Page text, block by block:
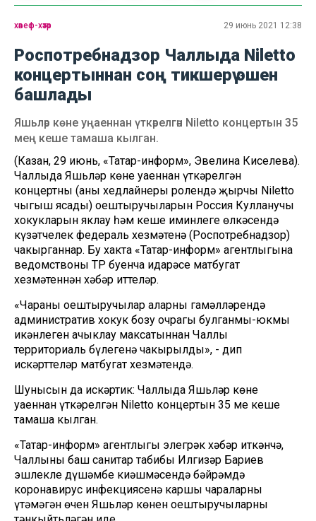
хәвеф-хәтәр 29 июнь 2021 12:38
Роспотребнадзор Чаллыда Niletto
концертыннан соң тикшерү эшен
башлады
Яшьләр көне уңаеннан үткәрелгән Niletto концертын 35
мең кеше тамаша кылган.
(Казан, 29 июнь, «Татар-информ», Эвелина Киселева).
Чаллыда Яшьләр көне уңаеннан үткәрелгән
концертның (аның хедлайнеры ролендә җырчы Niletto
чыгыш ясады) оештыручыларын Россия Кулланучы
хокукларын яклау һәм кеше иминлеге өлкәсендә
күзәтчелек федераль хезмәтенә (Роспотребнадзор)
чакырганнар. Бу хакта «Татар-информ» агентлыгына
ведомствоның ТР буенча идарәсе матбугат
хезмәтеннән хәбәр иттеләр.
«Чараны оештыручылар аларның гамәлләрендә
административ хокук бозу очрагы булганмы-юкмы
икәнлеген ачыклау максатыннан Чаллы
территориаль бүлегенә чакырылды», - дип
искәрттеләр матбугат хезмәтендә.
Шунысын да искәртик: Чаллыда Яшьләр көне
уңаеннан үткәрелгән Niletto концертын 35 мең кеше
тамаша кылган.
«Татар-информ» агентлыгы элегрәк хәбәр иткәнчә,
Чаллының баш санитар табибы Илгизәр Бариев
эшлекле дүшәмбе киңәшмәсендә бәйрәмдә
коронавирус инфекциясенә каршы чараларны
үтәмәгән өчен Яшьләр көнен оештыручыларны